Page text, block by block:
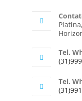
Tel.
Tel.